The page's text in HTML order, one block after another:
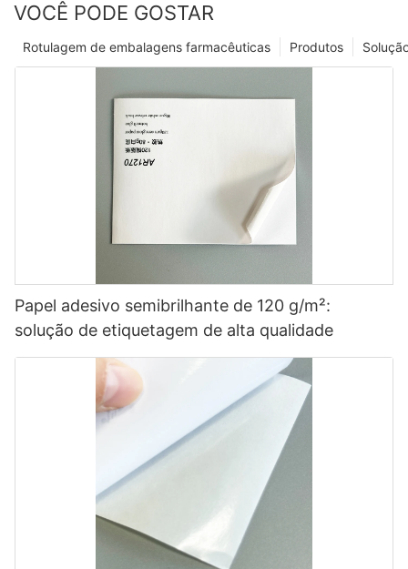
VOCÊ PODE GOSTAR
Produtos
Rotulagem de embalagens farmacêuticas
Papel adesivo semibrilhante de 120 g/m²:
solução de etiquetagem de alta qualidade